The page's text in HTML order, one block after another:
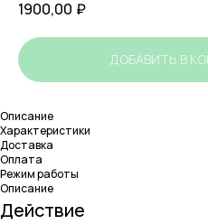
1900,00 ₽
ДОБАВИТЬ В
Описание
Характеристики
Доставка
Оплата
Режим работы
Описание
Действие